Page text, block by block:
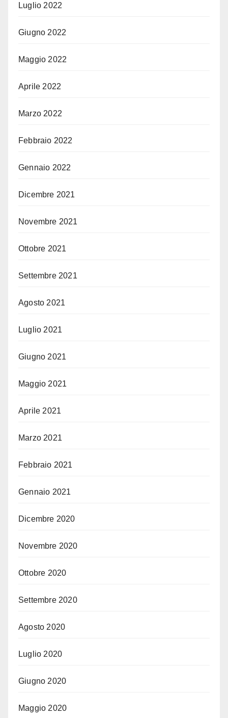
Luglio 2022
Giugno 2022
Maggio 2022
Aprile 2022
Marzo 2022
Febbraio 2022
Gennaio 2022
Dicembre 2021
Novembre 2021
Ottobre 2021
Settembre 2021
Agosto 2021
Luglio 2021
Giugno 2021
Maggio 2021
Aprile 2021
Marzo 2021
Febbraio 2021
Gennaio 2021
Dicembre 2020
Novembre 2020
Ottobre 2020
Settembre 2020
Agosto 2020
Luglio 2020
Giugno 2020
Maggio 2020